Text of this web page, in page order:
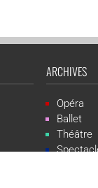
ARCHIVES
Opéra
Ballet
Théâtre